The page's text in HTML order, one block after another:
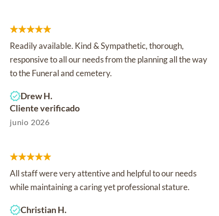
Readily available. Kind & Sympathetic, thorough,
responsive to all our needs from the planning all the way
to the Funeral and cemetery.
Drew H.
Cliente verificado
junio 2026
All staff were very attentive and helpful to our needs
while maintaining a caring yet professional stature.
Christian H.